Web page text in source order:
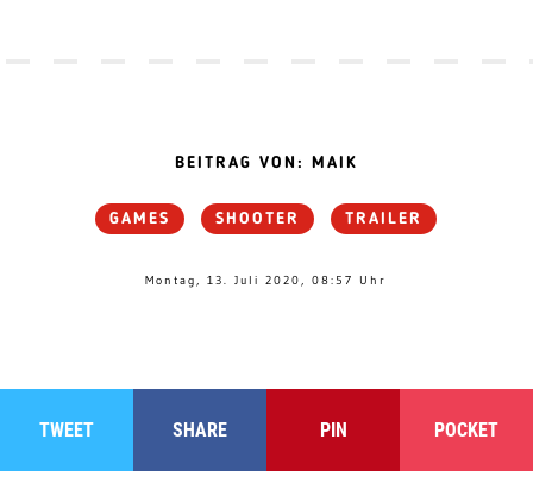
BEITRAG VON: MAIK
GAMES SHOOTER TRAILER
Montag, 13. Juli 2020, 08:57 Uhr
TWEET SHARE PIN POCKET